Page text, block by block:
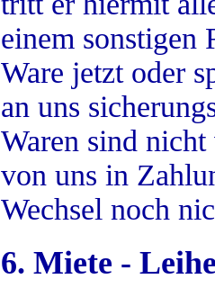
einem sonstigen
Ware jetzt oder
an uns
Waren sind
von uns in
Wechsel noch
6. Miete -